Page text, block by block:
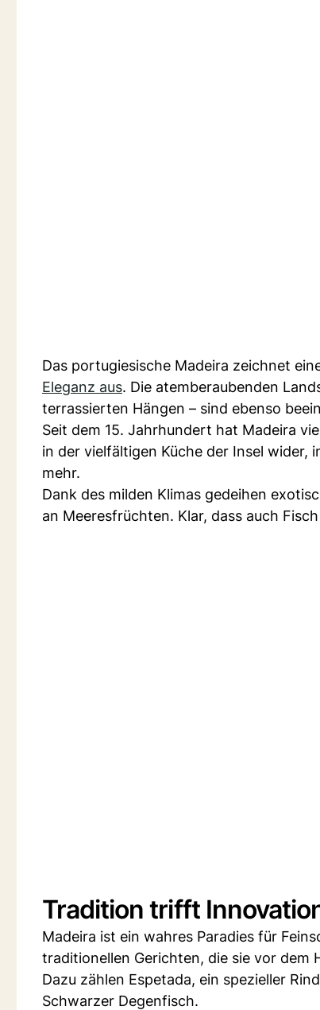
Das portugiesische Madeira zeichnet
Eleganz aus. Die atemberaubenden
terrassierten Hängen – sind ebenso
Seit dem 15. Jahrhundert hat Madeira
in der vielfältigen Küche der Insel wider,
mehr.
Dank des milden Klimas gedeihen
an Meeresfrüchten. Klar, dass auch
Tradition trifft
Madeira ist ein wahres Paradies für
traditionellen Gerichten, die sie vor dem
Dazu zählen Espetada, ein spezieller
Schwarzer Degenfisch.